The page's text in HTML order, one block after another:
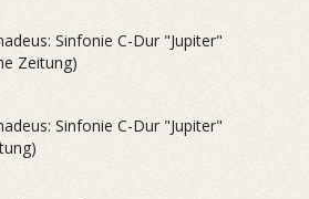
Sinfonie C-Dur "Jupiter"
Zeitung)
Sinfonie C-Dur "Jupiter"